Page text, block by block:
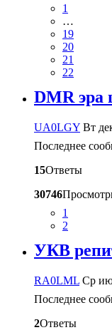
1
…
19
20
21
22
DMR эра
UA0LGY Вт
Последнее
15Ответы
30746
1
2
УКВ
RA0LML Ср
Последнее
2Ответы